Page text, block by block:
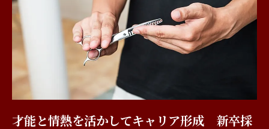
才能と情熱を活かしてキャリア形成 新卒採